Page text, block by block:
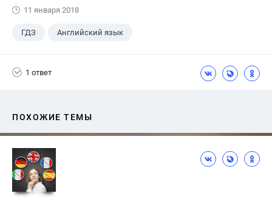
11 января 2018
ГДЗ Английский язык
1 ответ
ПОХОЖИЕ ТЕМЫ